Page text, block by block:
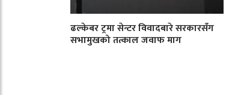
ढल्केबर ट्रमा सेन्टर विवादबारे सरकारसँग
सभामुखको तत्काल जवाफ माग